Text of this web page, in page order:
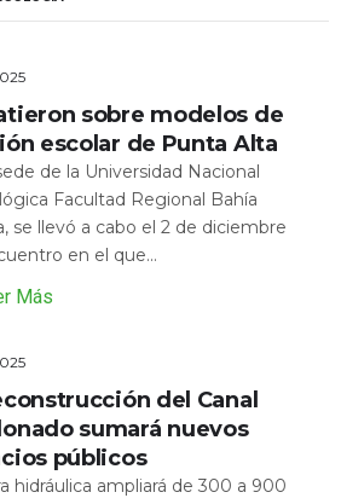
sobre modelos de
escolar de Punta Alta
de la Universidad Nacional
Facultad Regional Bahía
se llevó a cabo el 2 de diciembre
en el que...
Más
del Canal
sumará nuevos
públicos
hidráulica ampliará de 300 a 900